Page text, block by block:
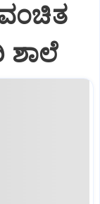
ಶಾಲೆ